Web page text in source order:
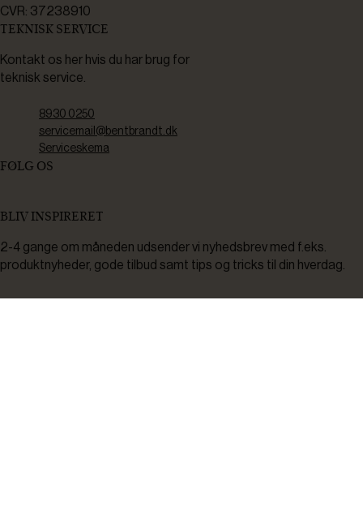
CVR: 37238910
TEKNISK SERVICE
Kontakt os her hvis du har brug for
teknisk service.
8930 0250
servicemail@bentbrandt.dk
Serviceskema
FØLG OS
BLIV INSPIRERET
2-4 gange om måneden udsender vi nyhedsbrev med f.eks.
produktnyheder, gode tilbud samt tips og tricks til din hverdag.